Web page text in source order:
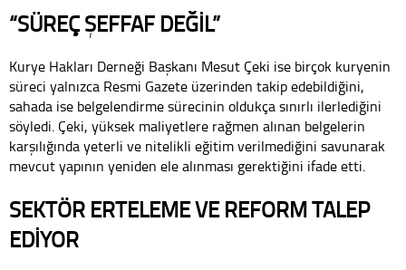
“SÜREÇ ŞEFFAF DEĞİL”
Kurye Hakları Derneği Başkanı Mesut Çeki ise birçok kuryenin
süreci yalnızca Resmi Gazete üzerinden takip edebildiğini,
sahada ise belgelendirme sürecinin oldukça sınırlı ilerlediğini
söyledi. Çeki, yüksek maliyetlere rağmen alınan belgelerin
karşılığında yeterli ve nitelikli eğitim verilmediğini savunarak
mevcut yapının yeniden ele alınması gerektiğini ifade etti.
SEKTÖR ERTELEME VE REFORM TALEP
EDİYOR